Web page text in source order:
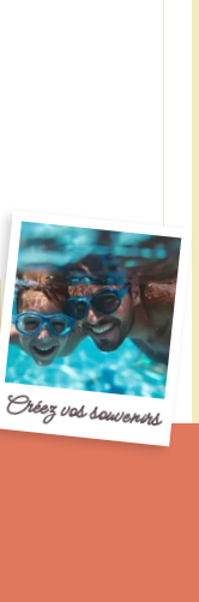
Créez vos souvenirs